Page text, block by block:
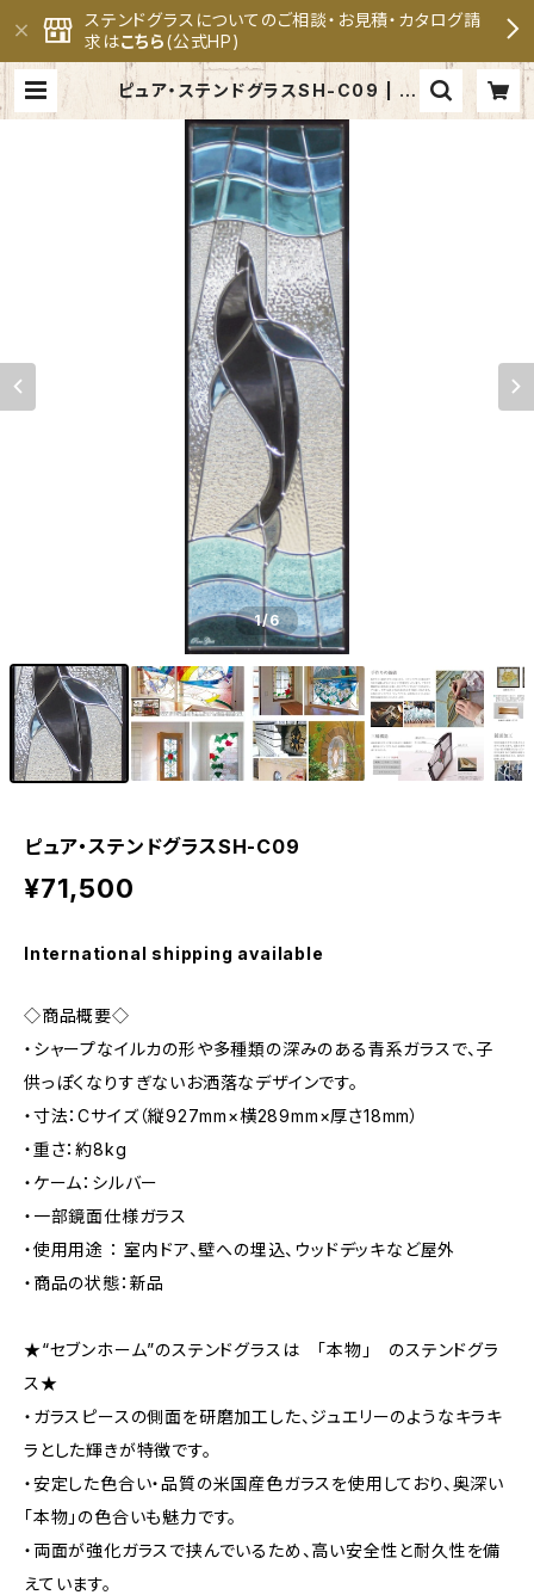
ステンドグラスについてのご相談・お見積・カタログ請
求はこちら(公式HP)
ピュア・ステンドグラスSH-C09 | セ
ブンホーム ステンドグラス専門メー
カー 公式オンラインショップ
1/6
ピュア・ステンドグラスSH-C09
¥71,500
International shipping available
◇商品概要◇
・シャープなイルカの形や多種類の深みのある青系ガラスで、子
供っぽくなりすぎないお洒落なデザインです。
・寸法：Cサイズ（縦927mm×横289mm×厚さ18mm）
・重さ：約8kg
・ケーム：シルバー
・一部鏡面仕様ガラス
・使用用途 ： 室内ドア、壁への埋込、ウッドデッキなど屋外
・商品の状態：新品
★“セブンホーム”のステンドグラスは 「本物」 のステンドグラ
ス★
・ガラスピースの側面を研磨加工した、ジュエリーのようなキラキ
ラとした輝きが特徴です。
・安定した色合い・品質の米国産色ガラスを使用しており、奥深い
「本物」の色合いも魅力です。
・両面が強化ガラスで挟んでいるため、高い安全性と耐久性を備
えています。